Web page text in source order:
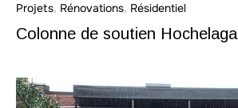
Projets, Rénovations, Résidentiel
Colonne de soutien Hochelaga